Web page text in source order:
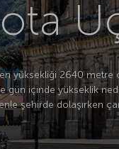
yüksekliği 2640 metre
gün içinde yükseklik
şehirde dolaşırken